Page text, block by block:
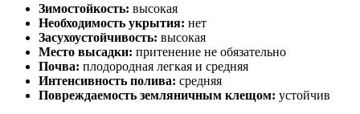
Зимостойкость: высокая
Необходимость укрытия: нет
Засухоустойчивость: высокая
Место высадки: притенение не обязательно
Почва: плодородная легкая и средняя
Интенсивность полива: средняя
Повреждаемость земляничным клещом: устойчив